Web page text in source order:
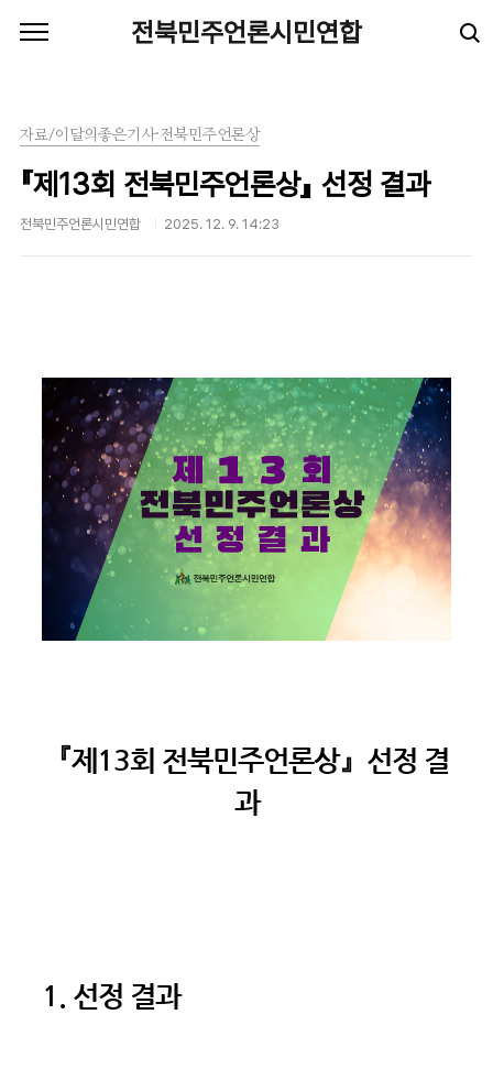
전북민주언론시민연합
자료/이달의좋은기사·전북민주언론상
『제13회 전북민주언론상』 선정 결과
전북민주언론시민연합 2025. 12. 9. 14:23
『제13회 전북민주언론상』 선정 결
과
1. 선정 결과